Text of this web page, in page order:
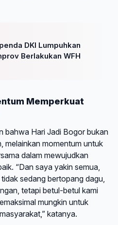
DKI Lumpuhkan
Berlakukan WFH
Memperkuat
bahwa Hari Jadi Bogor bukan
melainkan momentum untuk
dalam mewujudkan
“Dan saya yakin semua,
sedang bertopang dagu,
tetapi betul-betul kami
mungkin untuk
katanya.